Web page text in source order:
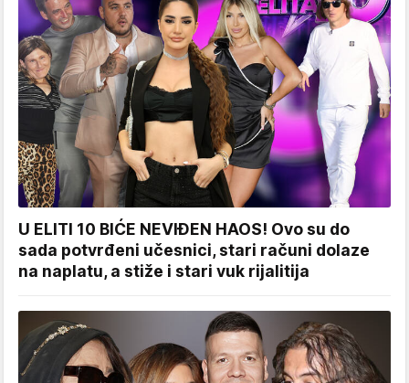
U ELITI 10 BIĆE NEVIĐEN HAOS! Ovo su do
sada potvrđeni učesnici, stari računi dolaze
na naplatu, a stiže i stari vuk rijalitija